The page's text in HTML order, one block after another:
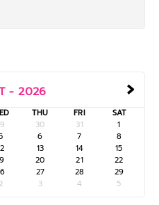
›
- 2026
THU FRI
SAT
30 31
1
6 7
8
13 14
15
20 21
22
27 28
29
3 4 5